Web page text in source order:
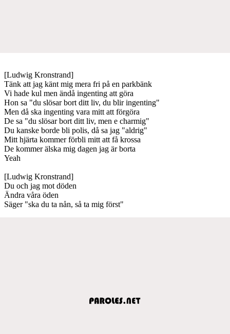
[Ludwig Kronstrand]
Tänk att jag känt mig mera fri på en parkbänk
Vi hade kul men ändå ingenting att göra
Hon sa "du slösar bort ditt liv, du blir ingenting"
Men då ska ingenting vara mitt att förgöra
De sa "du slösar bort ditt liv, men e charmig"
Du kanske borde bli polis, då sa jag "aldrig"
Mitt hjärta kommer förbli mitt att få krossa
De kommer älska mig dagen jag är borta
Yeah
[Ludwig Kronstrand]
Du och jag mot döden
Ändra våra öden
Säger "ska du ta nån, så ta mig först"